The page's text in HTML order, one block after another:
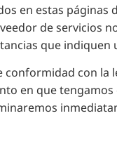
en estas páginas
de servicios
que indiquen
con la
en que